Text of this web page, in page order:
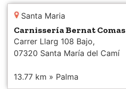
Santa Maria
Carnissería Bernat Comas
Carrer Llarg 108 Bajo,
07320 Santa María del Camí
13.77 km » Palma